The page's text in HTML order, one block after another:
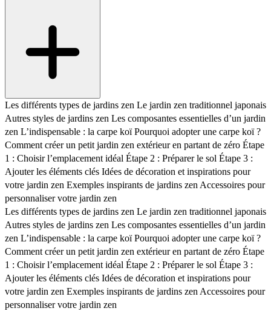
Les différents types de jardins zen Le jardin zen traditionnel japonais
Autres styles de jardins zen Les composantes essentielles d’un jardin
zen L’indispensable : la carpe koïPourquoi adopter une carpe koï ?
Comment créer un petit jardin zen extérieur en partant de zéro Étape
1 : Choisir l’emplacement idéal Étape 2 : Préparer le sol Étape 3 :
Ajouter les éléments clés Idées de décoration et inspirations pour
votre jardin zen Exemples inspirants de jardins zen Accessoires pour
personnaliser votre jardin zen
Les différents types de jardins zen Le jardin zen traditionnel japonais
Autres styles de jardins zen Les composantes essentielles d’un jardin
zen L’indispensable : la carpe koïPourquoi adopter une carpe koï ?
Comment créer un petit jardin zen extérieur en partant de zéro Étape
1 : Choisir l’emplacement idéal Étape 2 : Préparer le sol Étape 3 :
Ajouter les éléments clés Idées de décoration et inspirations pour
votre jardin zen Exemples inspirants de jardins zen Accessoires pour
personnaliser votre jardin zen